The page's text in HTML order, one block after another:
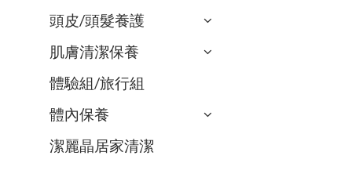
頭皮/頭髮養護
肌膚清潔保養
體驗組/旅行組
體內保養
潔麗晶居家清潔